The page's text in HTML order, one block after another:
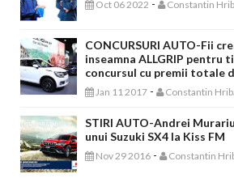
Oct 06 2022 - Constantin
CONCURSURI AUTO-Fii
inseamna ALLGRIP pentru
concursul cu premii totale
Jan 11 2017 - Constantin
STIRI AUTO-Andrei
unui Suzuki SX4 la Kiss FM
Nov 29 2016 - Constantin